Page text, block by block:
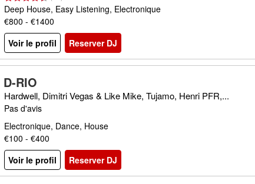
Deep House, Easy Listening, Electronique
€800 - €1400
Voir le profil
Reserver DJ
D-RIO
Hardwell, Dimitri Vegas & Like Mike, Tujamo, Henri PFR,...
Pas d'avis
Electronique, Dance, House
€100 - €400
Voir le profil
Reserver DJ